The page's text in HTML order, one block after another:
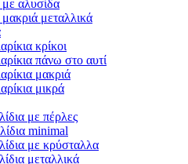
αλυσίδα
μεταλλικά
κρίκοι
πάνω στο αυτί
μακριά
μικρά
με πέρλες
minimal
με κρύσταλλα
μεταλλικά